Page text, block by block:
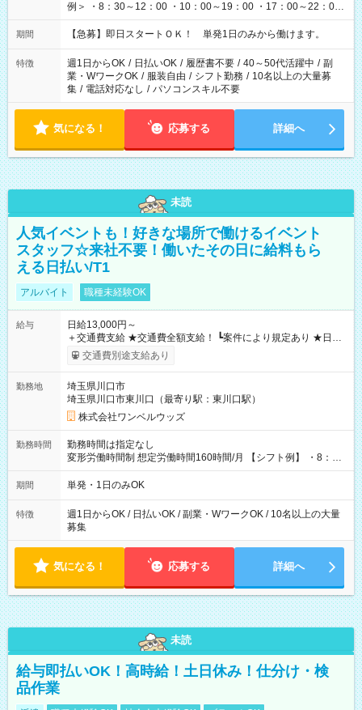
例＞ ・8：30～12：00 ・10：00～19：00 ・17：00～22：00
・13：00～22：00 ・22：00～翌6：00 など
期間 【急募】即日スタートＯＫ！ 単発1日のみから働けます。
特徴 週1日からOK / 日払いOK / 履歴書不要 / 40～50代活躍中 / 副
業・WワークOK / 服装自由 / シフト勤務 / 10名以上の大量募
集 / 電話対応なし / パソコンスキル不要
気になる！ 応募する 詳細へ
未読
人気イベントも！好きな場所で働けるイベント
スタッフ☆来社不要！働いたその日に給料もら
える日払い/T1
アルバイト 職種未経験OK
給与
日給13,000円～
＋交通費支給 ★交通費全額支給！ ┗案件により規定あり ★日払
いOK！（規定あり） ┗働いたその日に現金GET♪ お仕事後はコ
ンビニATMから 日払い分を引き落とせます！ 【試用期間】試
交通費別途支給あり
勤務地
埼玉県川口市
埼玉県川口市東川口（最寄り駅：東川口駅）
株式会社ワンベルウッズ
勤務時間
勤務時間は指定なし
変形労働時間制 想定労働時間160時間/月 【シフト例】 ・8：00
～21：00
期間 単発・1日のみOK
特徴
週1日からOK / 日払いOK / 副業・WワークOK / 10名以上の大量
募集
気になる！ 応募する 詳細へ
未読
給与即払いOK！高時給！土日休み！仕分け・検
品作業